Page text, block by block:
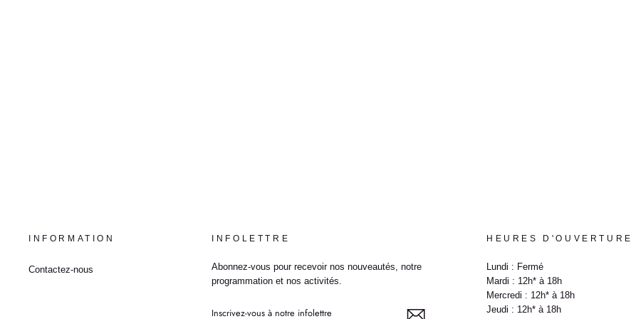
INFORMATION
Contactez-nous
INFOLETTRE
Abonnez-vous pour recevoir nos nouveautés, notre
programmation et nos activités.
VOUS
HEURES D'OUVERTURE
Lundi : Fermé
Mardi : 12h* à 18h
Mercredi : 12h* à 18h
Jeudi : 12h* à 18h